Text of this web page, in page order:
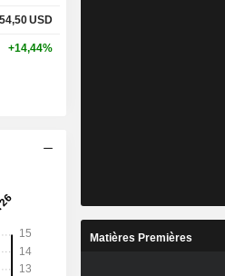
USD
+14,44%
Matières Premières